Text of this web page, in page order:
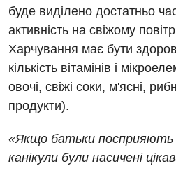
Медична психологія
Нейрохірургія
Онкологічне відділлення
Офтальмологічне відділення
буде виділено достатньо
активність на свіжому
Харчування має бути
кількість вітамінів і
овочі, свіжі соки, м'ясні,
продукти).
«Якщо батьки
канікули були насичені